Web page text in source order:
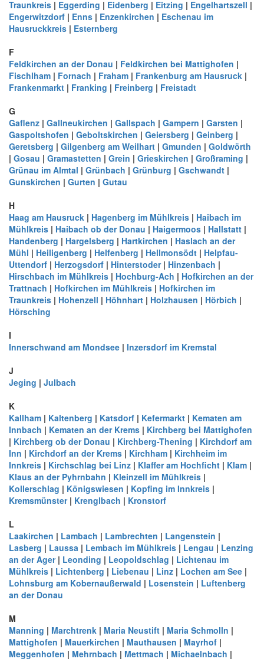
Traunkreis | Eggerding | Eidenberg | Eitzing | Engelhartszell |
Engerwitzdorf | Enns | Enzenkirchen | Eschenau im
Hausruckkreis | Esternberg
F
Feldkirchen an der Donau | Feldkirchen bei Mattighofen |
Fischlham | Fornach | Fraham | Frankenburg am Hausruck |
Frankenmarkt | Franking | Freinberg | Freistadt
G
Gaflenz | Gallneukirchen | Gallspach | Gampern | Garsten |
Gaspoltshofen | Geboltskirchen | Geiersberg | Geinberg |
Geretsberg | Gilgenberg am Weilhart | Gmunden | Goldwörth
| Gosau | Gramastetten | Grein | Grieskirchen | Großraming |
Grünau im Almtal | Grünbach | Grünburg | Gschwandt |
Gunskirchen | Gurten | Gutau
H
Haag am Hausruck | Hagenberg im Mühlkreis | Haibach im
Mühlkreis | Haibach ob der Donau | Haigermoos | Hallstatt |
Handenberg | Hargelsberg | Hartkirchen | Haslach an der
Mühl | Heiligenberg | Helfenberg | Hellmonsödt | Helpfau-
Uttendorf | Herzogsdorf | Hinterstoder| Hinzenbach |
Hirschbach im Mühlkreis | Hochburg-Ach | Hofkirchen an der
Trattnach | Hofkirchen im Mühlkreis | Hofkirchen im
Traunkreis | Hohenzell | Höhnhart | Holzhausen | Hörbich |
Hörsching
I
Innerschwand am Mondsee | Inzersdorf im Kremstal
J
Jeging | Julbach
K
Kallham | Kaltenberg | Katsdorf | Kefermarkt | Kematen am
Innbach | Kematen an der Krems | Kirchberg bei Mattighofen
| Kirchberg ob der Donau | Kirchberg-Thening | Kirchdorf am
Inn | Kirchdorf an der Krems | Kirchham | Kirchheim im
Innkreis | Kirchschlag bei Linz | Klaffer am Hochficht | Klam |
Klaus an der Pyhrnbahn | Kleinzell im Mühlkreis |
Kollerschlag | Königswiesen | Kopfing im Innkreis |
Kremsmünster| Krenglbach | Kronstorf
L
Laakirchen | Lambach | Lambrechten | Langenstein |
Lasberg | Laussa | Lembach im Mühlkreis | Lengau | Lenzing
an der Ager| Leonding | Leopoldschlag | Lichtenau im
Mühlkreis | Lichtenberg | Liebenau | Linz | Lochen am See |
Lohnsburg am Kobernaußerwald | Losenstein | Luftenberg
an der Donau
M
Manning | Marchtrenk | Maria Neustift | Maria Schmolln |
Mattighofen | Mauerkirchen | Mauthausen | Mayrhof |
Meggenhofen | Mehrnbach | Mettmach | Michaelnbach |